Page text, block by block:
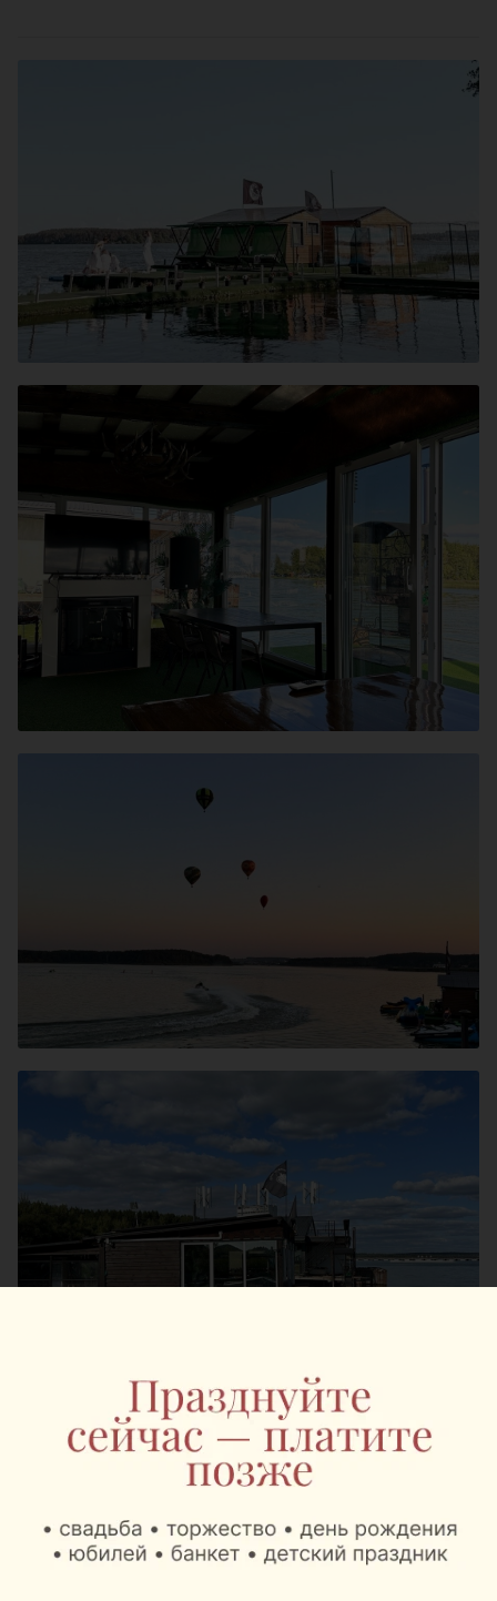
На базе отдыхаRobin Hood (Робин Гуд)вода
становится главным героем отдыха. Место
расположено на Минском море возле пляжа №9,
примерно в 10 минутах езды от МКАД. Здесь не